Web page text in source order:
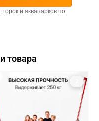
и аквапарков по
товара